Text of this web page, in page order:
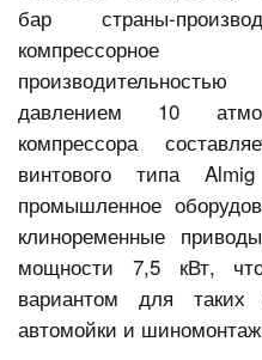
бар страны-
давлением 10
компрессора
винтового типа
промышленное
клиноременные
мощности 7,5 кВт,
вариантом для
автомойки и